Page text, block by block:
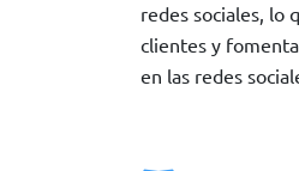
redes sociales, lo
clientes y
en las redes